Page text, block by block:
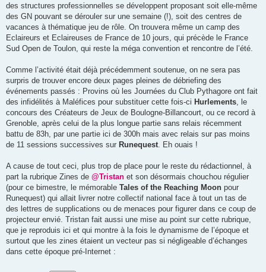
des structures professionnelles se développent proposant soit elle-même
des GN pouvant se dérouler sur une semaine (!), soit des centres de
vacances à thématique jeu de rôle. On trouvera même un camp des
Eclaireurs et Eclaireuses de France de 10 jours, qui précède le France
Sud Open de Toulon, qui reste la méga convention et rencontre de l’été.
Comme l’activité était déjà précédemment soutenue, on ne sera pas
surpris de trouver encore deux pages pleines de débriefing des
événements passés : Provins où les Journées du Club Pythagore ont fait
des infidélités à Maléfices pour substituer cette fois-ci Hurlements , le
concours des Créateurs de Jeux de Boulogne-Billancourt, ou ce record à
Grenoble, après celui de la plus longue partie sans relais récemment
battu de 83h, par une partie ici de 300h mais avec relais sur pas moins
de 11 sessions successives sur Runequest . Eh ouais !
A cause de tout ceci, plus trop de place pour le reste du rédactionnel, à
part la rubrique Zines de @Tristan et son désormais chouchou régulier
(pour ce bimestre, le mémorable Tales of the Reaching Moon pour
Runequest) qui allait livrer notre collectif national face à tout un tas de
des lettres de supplications ou de menaces pour figurer dans ce coup de
projecteur envié. Tristan fait aussi une mise au point sur cette rubrique,
que je reproduis ici et qui montre à la fois le dynamisme de l’époque et
surtout que les zines étaient un vecteur pas si négligeable d’échanges
dans cette époque pré-Internet :